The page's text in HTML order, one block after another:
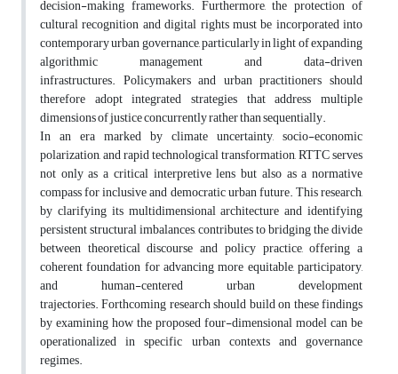
decision-making frameworks. Furthermore, the protection of
cultural recognition and digital rights must be incorporated into
contemporary urban governance, particularly in light of expanding
algorithmic management and data-driven
infrastructures. Policymakers and urban practitioners should
therefore adopt integrated strategies that address multiple
dimensions of justice concurrently rather than sequentially.
In an era marked by climate uncertainty, socio-economic
polarization, and rapid technological transformation, RTTC serves
not only as a critical interpretive lens but also as a normative
compass for inclusive and democratic urban future. This research,
by clarifying its multidimensional architecture and identifying
persistent structural imbalances, contributes to bridging the divide
between theoretical discourse and policy practice, offering a
coherent foundation for advancing more equitable, participatory,
and human-centered urban development
trajectories. Forthcoming research should build on these findings
by examining how the proposed four-dimensional model can be
operationalized in specific urban contexts and governance
regimes.